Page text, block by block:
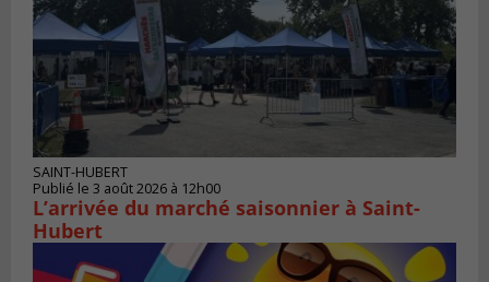
SAINT-HUBERT
Publié le 3 août 2026 à 12h00
L’arrivée du marché saisonnier à Saint-
Hubert